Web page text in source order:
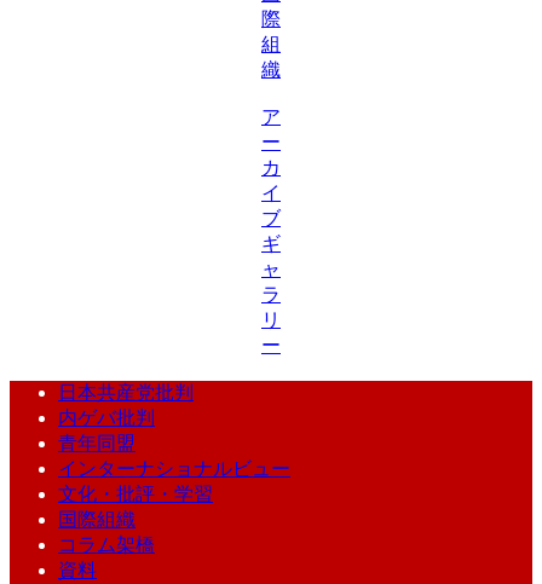
際
組
織
ア
ー
カ
イ
ブ
ギ
ャ
ラ
リ
ー
日本共産党批判
内ゲバ批判
青年同盟
インターナショナルビュー
文化・批評・学習
国際組織
コラム架橋
資料